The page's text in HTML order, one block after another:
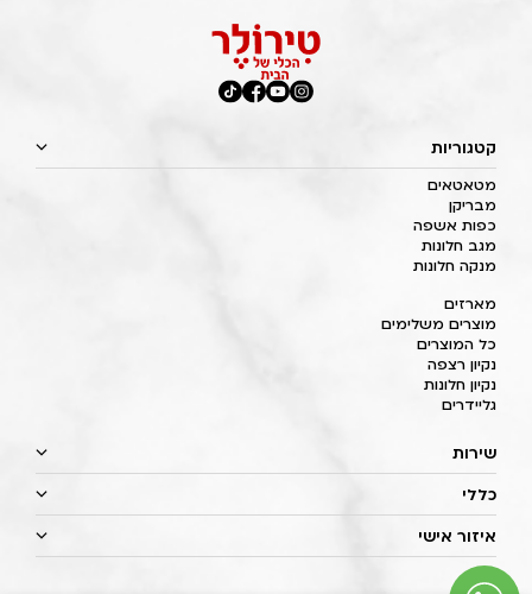
קטגוריות
מטאטאים
מבריקן
כפות אשפה
מגב חלונות
מנקה חלונות
מארזים
מוצרים משלימים
כל המוצרים
נקיון רצפה
נקיון חלונות
גליידרים
שירות
כללי
איזור אישי